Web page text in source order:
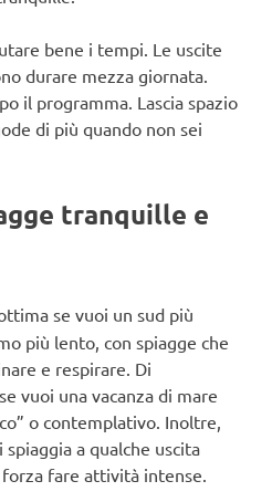
bene i tempi. Le uscite
durare mezza giornata.
il programma. Lascia spazio
di più quando non sei
tranquille e
se vuoi un sud più
più lento, con spiagge che
e respirare. Di
vuoi una vacanza di mare
o contemplativo. Inoltre,
a qualche uscita
fare attività intense.